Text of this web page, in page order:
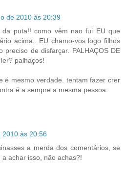
de 2010 às 20:39
puta!! como vêm nao fui EU que
acima.. EU chamo-vos logo filhos
preciso de disfarçar. PALHAÇOS DE
palhaços!
é mesmo verdade. tentam fazer crer
é a sempre a mesma pessoa.
2010 às 20:56
a merda dos comentários, se
achar isso, não achas?!